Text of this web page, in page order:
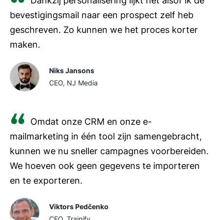
bevestigingsmail naar een prospect zelf heb
geschreven. Zo kunnen we het proces korter
maken.
Niks Jansons
CEO, NJ Media
Omdat onze CRM en onze e-
mailmarketing in één tool zijn samengebracht,
kunnen we nu sneller campagnes voorbereiden.
We hoeven ook geen gegevens te importeren
en te exporteren.
Viktors Pedčenko